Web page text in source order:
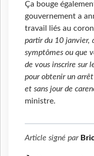
Ça bouge
gouvernement a
travail liés au
partir du 10 janvier,
symptômes ou que
de vous inscrire sur
pour obtenir un
et sans jour de
ministre.
Article signé par